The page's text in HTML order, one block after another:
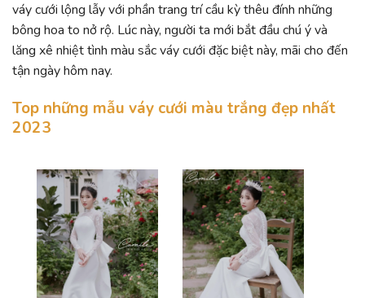
váy cưới lộng lẫy với phần trang trí cầu kỳ thêu đính những
bông hoa to nở rộ. Lúc này, người ta mới bắt đầu chú ý và
lăng xê nhiệt tình màu sắc váy cưới đặc biệt này, mãi cho đến
tận ngày hôm nay.
Top những mẫu váy cưới màu trắng đẹp nhất
2023